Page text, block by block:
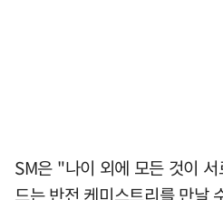
SM은 "나이 외에 모든 것이
드는 반전 케미스트리를 만날